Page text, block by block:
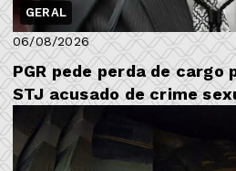
GERAL
06/08/2026
PGR pede perda de cargo
STJ acusado de crime